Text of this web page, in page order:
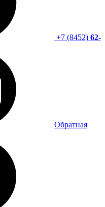
+7 (8452) 62-
Обратная